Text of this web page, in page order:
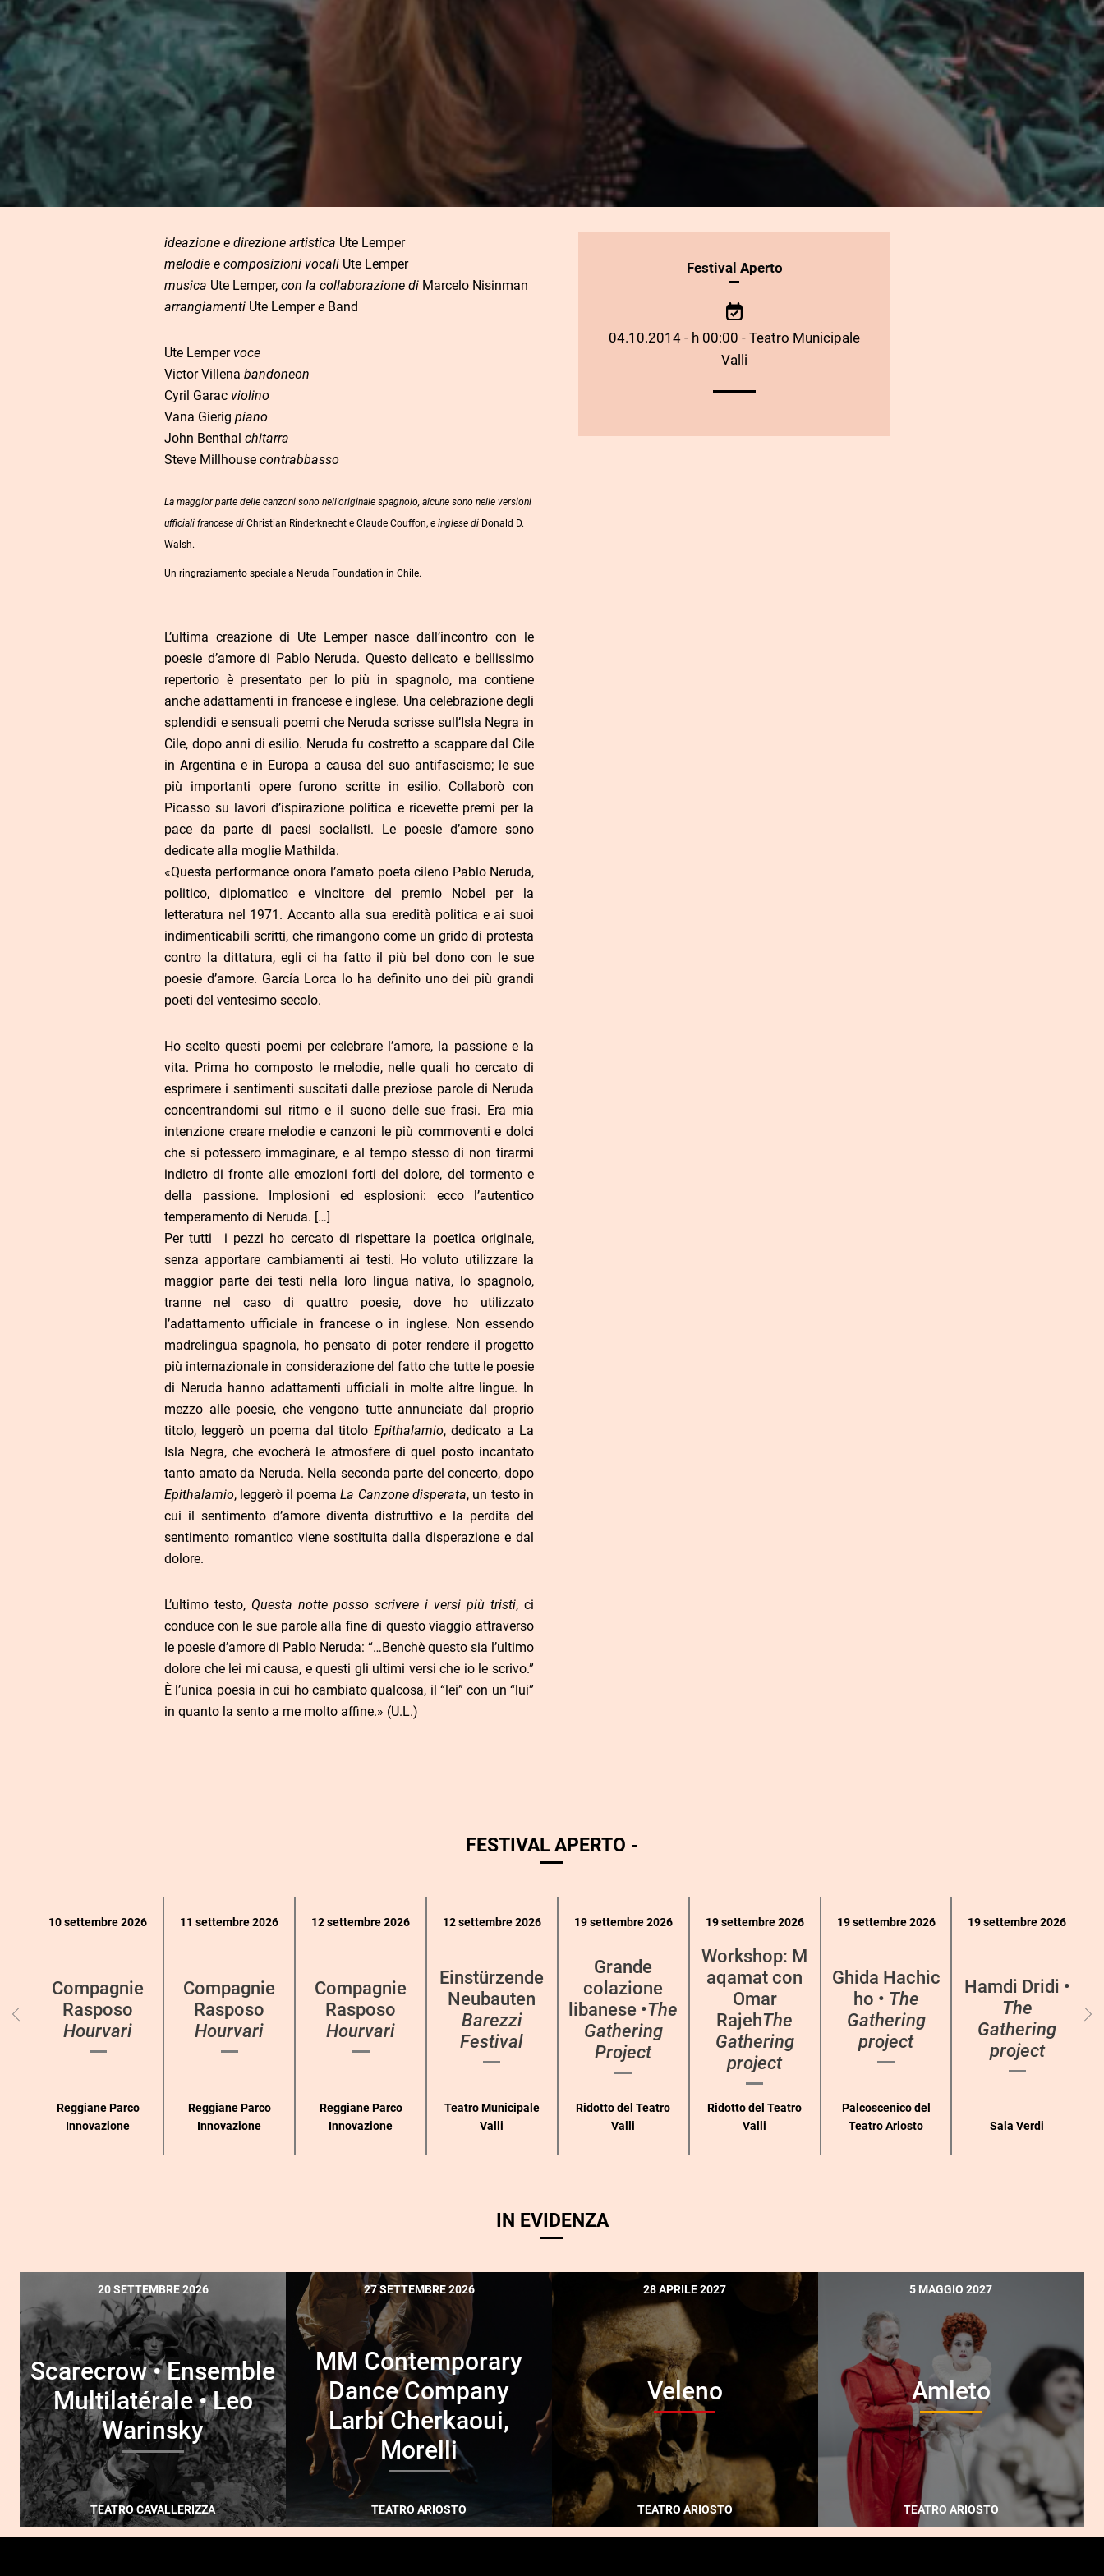
ideazione e direzione artistica Ute Lemper
melodie e composizioni vocali Ute Lemper
musica Ute Lemper, con la collaborazione di Marcelo Nisinman
arrangiamenti Ute Lempere Band
Ute Lemper voce
Victor Villena bandoneon
Cyril Garac violino
Vana Gierig piano
John Benthal chitarra
Steve Millhouse contrabbasso
La maggior parte delle canzoni sono nell'originale spagnolo, alcune sono nelle versioni
ufficiali francese di Christian Rinderknecht e Claude Couffon, e inglese di Donald D.
Walsh.
Un ringraziamento speciale a Neruda Foundation in Chile.
L’ultima creazione di Ute Lemper nasce dall’incontro con le
poesie d’amore di Pablo Neruda. Questo delicato e bellissimo
repertorio è presentato per lo più in spagnolo, ma contiene
anche adattamenti in francese e inglese. Una celebrazione degli
splendidi e sensuali poemi che Neruda scrisse sull’Isla Negra in
Cile, dopo anni di esilio. Neruda fu costretto a scappare dal Cile
in Argentina e in Europa a causa del suo antifascismo; le sue
più importanti opere furono scritte in esilio. Collaborò con
Picasso su lavori d’ispirazione politica e ricevette premi per la
pace da parte di paesi socialisti. Le poesie d’amore sono
dedicate alla moglie Mathilda.
«Questa performance onora l’amato poeta cileno Pablo Neruda,
politico, diplomatico e vincitore del premio Nobel per la
letteratura nel 1971. Accanto alla sua eredità politica e ai suoi
indimenticabili scritti, che rimangono come un grido di protesta
contro la dittatura, egli ci ha fatto il più bel dono con le sue
poesie d’amore. García Lorca lo ha definito uno dei più grandi
poeti del ventesimo secolo.
Ho scelto questi poemi per celebrare l’amore, la passione e la
vita. Prima ho composto le melodie, nelle quali ho cercato di
esprimere i sentimenti suscitati dalle preziose parole di Neruda
concentrandomi sul ritmo e il suono delle sue frasi. Era mia
intenzione creare melodie e canzoni le più commoventi e dolci
che si potessero immaginare, e al tempo stesso di non tirarmi
indietro di fronte alle emozioni forti del dolore, del tormento e
della passione. Implosioni ed esplosioni: ecco l’autentico
temperamento di Neruda. […]
Per tutti i pezzi ho cercato di rispettare la poetica originale,
senza apportare cambiamenti ai testi. Ho voluto utilizzare la
maggior parte dei testi nella loro lingua nativa, lo spagnolo,
tranne nel caso di quattro poesie, dove ho utilizzato
l’adattamento ufficiale in francese o in inglese. Non essendo
madrelingua spagnola, ho pensato di poter rendere il progetto
più internazionale in considerazione del fatto che tutte le poesie
di Neruda hanno adattamenti ufficiali in molte altre lingue. In
mezzo alle poesie, che vengono tutte annunciate dal proprio
titolo, leggerò un poema dal titolo Epithalamio, dedicato a La
Isla Negra, che evocherà le atmosfere di quel posto incantato
tanto amato da Neruda. Nella seconda parte del concerto, dopo
Epithalamio, leggerò il poemaLa Canzone disperata, un testo in
cui il sentimento d’amore diventa distruttivo e la perdita del
sentimento romantico viene sostituita dalla disperazione e dal
dolore.
L’ultimo testo, Questa notte posso scrivere i versi più tristi, ci
conduce con le sue parole alla fine di questo viaggio attraverso
le poesie d’amore di Pablo Neruda: “…Benchè questo sia l’ultimo
dolore che lei mi causa, e questi gli ultimi versi che io le scrivo.”
È l’unica poesia in cui ho cambiato qualcosa, il “lei” con un “lui”
in quanto la sento a me molto affine.» (U.L.)
INFORMAZIONIFestival Aperto
04.10.2014 - h 00:00 - Teatro Municipale
Valli
FESTIVAL APERTO -
eventi
10 settembre 2026
Compagnie
Rasposo
Hourvari
Reggiane Parco
Innovazione
11 settembre 2026
Compagnie
Rasposo
Hourvari
Reggiane Parco
Innovazione
12 settembre 2026
Compagnie
Rasposo
Hourvari
Reggiane Parco
Innovazione
12 settembre 2026
Einstürzende
Neubauten
Barezzi
Festival
Teatro Municipale
Valli
19 settembre 2026
Grande
colazione
libanese •The
Gathering
Project
Ridotto del Teatro
Valli
19 settembre 2026
Workshop: M
aqamat con
Omar
RajehThe
Gathering
project
Ridotto del Teatro
Valli
19 settembre 2026
Ghida Hachic
ho • The
Gathering
project
Palcoscenico del
Teatro Ariosto
19 settembre 2026
Hamdi Dridi •
The
Gathering
project
Sala Verdi
IN EVIDENZA
20 SETTEMBRE 2026
Scarecrow • Ensemble
Multilatérale • Leo
Warinsky
TEATRO CAVALLERIZZA
27 SETTEMBRE 2026
MM Contemporary
Dance Company
Larbi Cherkaoui,
Morelli
TEATRO ARIOSTO
28 APRILE 2027
Veleno
TEATRO ARIOSTO
5 MAGGIO 2027
Amleto
TEATRO ARIOSTO